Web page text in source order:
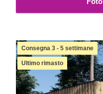
Consegna 3 - 5 settimane
Ultimo rimasto